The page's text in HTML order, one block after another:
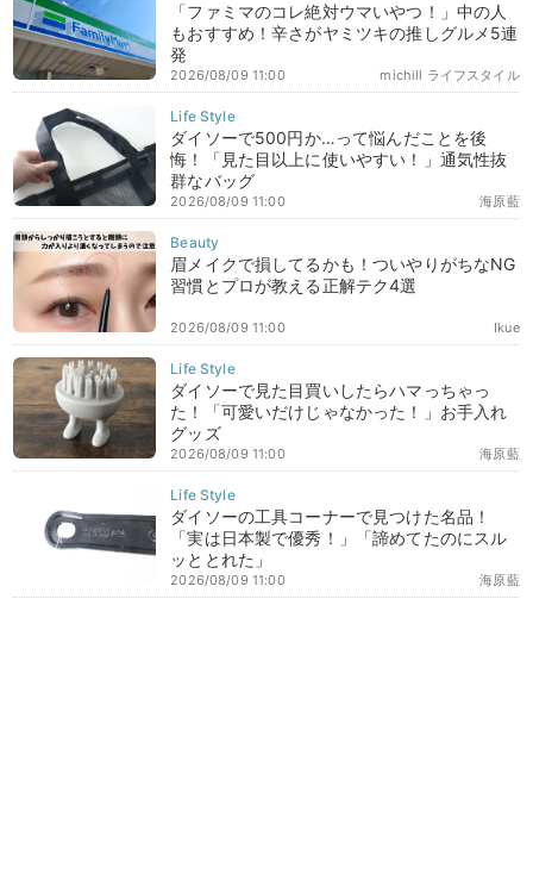
「ファミマのコレ絶対ウマいやつ！」中の人
もおすすめ！辛さがヤミツキの推しグルメ5連
発
michill ライフスタイル
2026/08/09 11:00
ダイソーで500円か…って悩んだことを後
悔！「見た目以上に使いやすい！」通気性抜
群なバッグ
海原藍
2026/08/09 11:00
眉メイクで損してるかも！ついやりがちなNG
習慣とプロが教える正解テク4選
Ikue
2026/08/09 11:00
ダイソーで見た目買いしたらハマっちゃっ
た！「可愛いだけじゃなかった！」お手入れ
グッズ
海原藍
2026/08/09 11:00
ダイソーの工具コーナーで見つけた名品！
「実は日本製で優秀！」「諦めてたのにスル
ッととれた」
海原藍
2026/08/09 11:00